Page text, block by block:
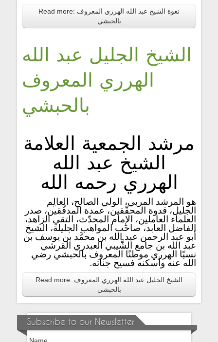
Read more: نعوة الشيخ عبد الله الهرري المعروف
بالحبشي
الشيخ الجليل عبد الله
الهرري المعروف
بالحبشي
مرشد الجمعية العلامة
الشيخ عبد الله
الهرري رحمه الله
هو المرشد المربي، الولي الصالح، العالِم
الجليل، قدوة المحقّقين، عمدة المدقّقين، صدر
العلماء العاملين، الإِمام المحدّث، التقي الزاهد،
الفاضل العابد، صاحب المواهب الجليلة، الشيخ
أبو عبد الرحمن عبد الله بن محمَّد بن يوسف بن
عبد الله بن جامع الشَّيبي العبدري القرشي
نسبًا الهرري موطنًا المعروف بالحبشي رضي
الله عنه وأسكنه فسيح جناته.
Read more: الشيخ الجليل عبد الله الهرري المعروف
بالحبشي
Subscribe to our Newsletter